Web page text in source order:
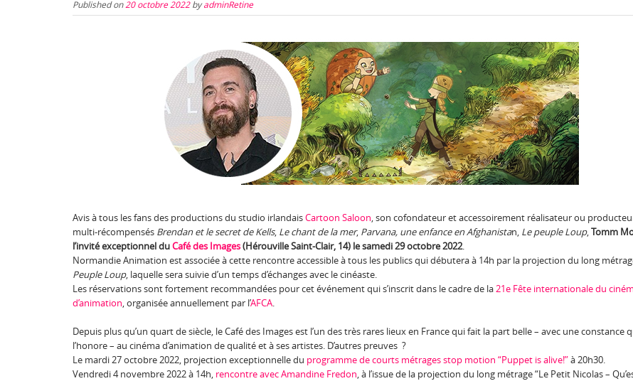
Published on20 octobre 2022byadminRetine
Avis à tous les fans des productions du studio irlandaisCartoon Saloon, son cofondateur et accessoirement réalisateur ou
multi-récompensés Brendan et le secret de Kells, Le chant de la mer, Parvana, une enfance en Afghanistan, Le peuple Loup,Tomm
l’invité exceptionnel duCafé des Images(Hérouville Saint-Clair, 14) le samedi 29 octobre 2022.
Normandie Animation est associée à cette rencontre accessible à tous les publics qui débutera à 14h par la projection du long
Peuple Loup, laquelle sera suivie d’un temps d’échanges avec le cinéaste.
Les réservations sont fortement recommandées pour cet événement qui s’inscrit dans le cadre de la21e Fête internationale du
d’animation, organisée annuellement par l’AFCA.
Depuis plus qu’un quart de siècle, le Café des Images est l’un des très rares lieux en France qui fait la part belle – avec une constance
l’honore – au cinéma d’animation de qualité et à ses artistes. D’autres preuves ?
Le mardi 27 octobre 2022, projection exceptionnelle du programme de courts métrages stop motion “Puppet is alive!”à 20h30.
Vendredi 4 novembre 2022 à 14h, rencontre avec Amandine Fredon, à l’issue de la projection du long métrage “Le Petit Nicolas –